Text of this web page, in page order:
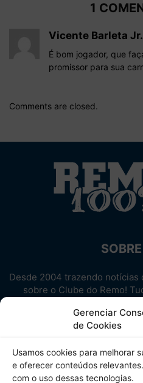
Gerenciar
de Cookies
Usamos cookies para melhorar
e oferecer conteúdos
com o uso dessas tecnologias.
1
Vicente Barleta Jr.
É bom jogador, que
promissor para sua
Comments are closed.
Desde 2004 trazendo notícias
sobre o Clube do Remo!
Aproveite! Site
SIGA-